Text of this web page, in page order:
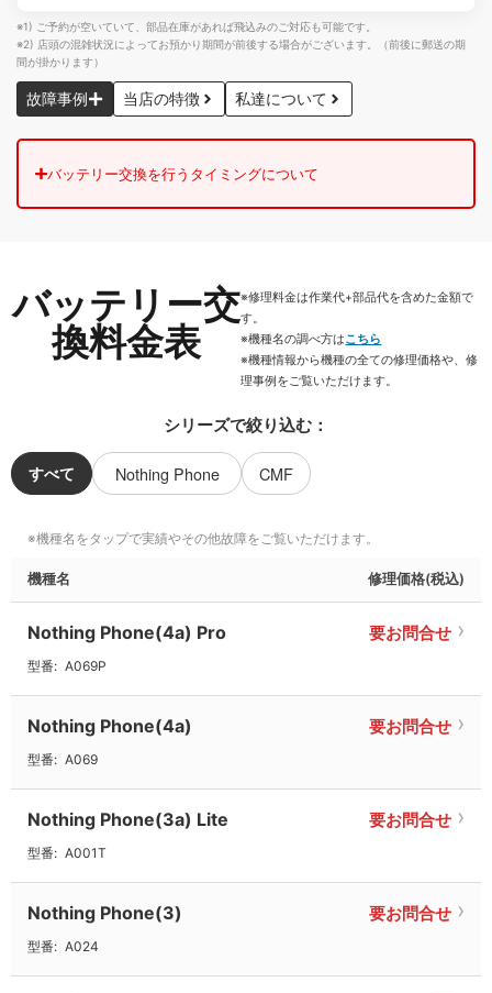
※1) ご予約が空いていて、部品在庫があれば飛込みのご対応も可能です。
※2) 店頭の混雑状況によってお預かり期間が前後する場合がございます。（前後に郵送の期
間が掛かります）
故障事例 当店の特徴 私達について
バッテリー交換を行うタイミングについて
バッテリー交
換料金表
※修理料金は作業代+部品代を含めた金額で
す。
※機種名の調べ方はこちら
※機種情報から機種の全ての修理価格や、修
理事例をご覧いただけます。
シリーズで絞り込む：
すべて Nothing Phone CMF
機種名 修理価格(税込)
Nothing Phone(4a) Pro 要お問合せ
型番: A069P
Nothing Phone(4a) 要お問合せ
型番: A069
Nothing Phone(3a) Lite 要お問合せ
型番: A001T
Nothing Phone(3) 要お問合せ
型番: A024